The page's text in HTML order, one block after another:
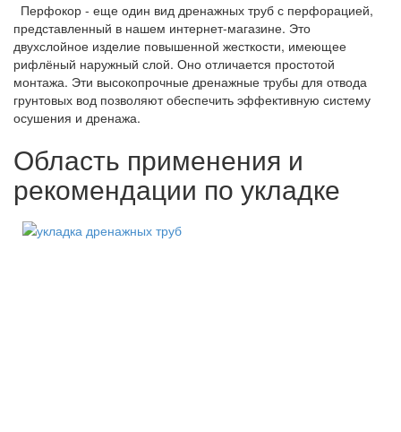
Перфокор - еще один вид дренажных труб с перфорацией,
представленный в нашем интернет-магазине. Это
двухслойное изделие повышенной жесткости, имеющее
рифлёный наружный слой. Оно отличается простотой
монтажа. Эти высокопрочные дренажные трубы для отвода
грунтовых вод позволяют обеспечить эффективную систему
осушения и дренажа.
Область применения и
рекомендации по укладке